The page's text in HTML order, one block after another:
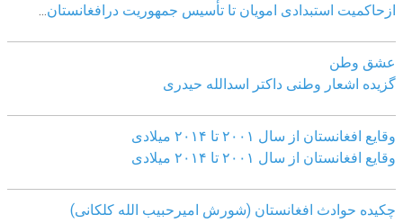
ازحاکمیت استبدادی امویان تا تأسیس جمهوریت درافغانستان
عشق وطن
گزیده اشعار وطنی داکتر اسدالله حیدری
وقایع افغانستان از سال ۲۰۰۱ تا ۲۰۱۴ میلادی
وقایع افغانستان از سال ۲۰۰۱ تا ۲۰۱۴ میلادی
چکیده حوادث افغانستان (شورش امیرحبیب الله کلکانی)